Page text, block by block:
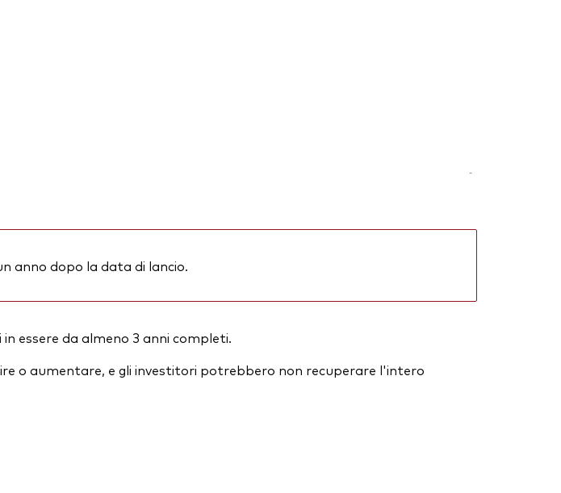
-
anno dopo la data di lancio.
essere da almeno 3 anni completi.
o aumentare, e gli investitori potrebbero non recuperare l'intero